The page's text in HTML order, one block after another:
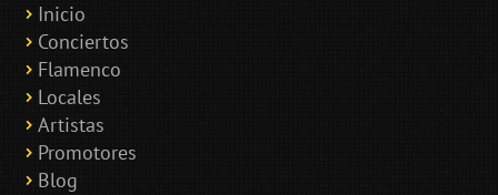
Inicio
Conciertos
Flamenco
Locales
Artistas
Promotores
Blog